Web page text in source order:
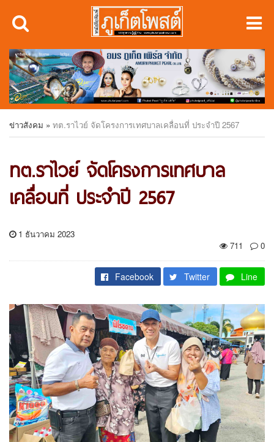
ข่าวสังคม » ทต.ราไวย์ จัดโครงการเทศบาลเคลื่อนที่ ประจำปี 2567
ทต.ราไวย์ จัดโครงการเทศบาล
เคลื่อนที่ ประจำปี 2567
1 ธันวาคม 2023
711
0
Facebook Twitter Line